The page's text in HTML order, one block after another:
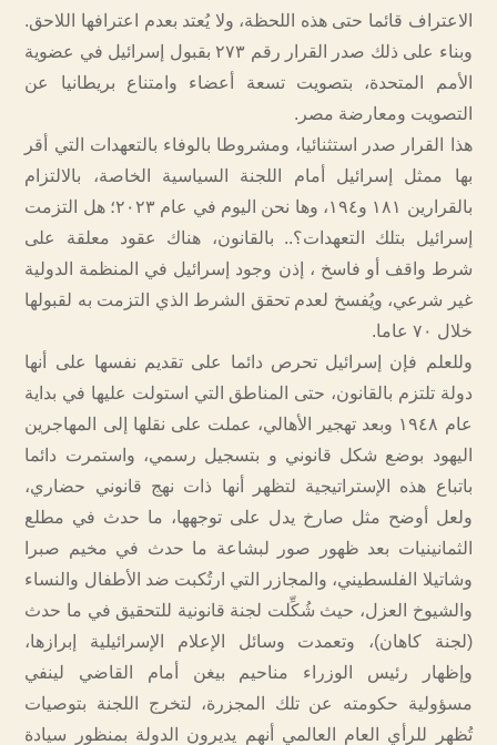
الاعتراف قائما حتى هذه اللحظة، ولا يُعتد بعدم اعترافها اللاحق.
وبناء على ذلك صدر القرار رقم ٢٧٣ بقبول إسرائيل في عضوية
الأمم المتحدة، بتصويت تسعة أعضاء وامتناع بريطانيا عن
التصويت ومعارضة مصر.
هذا القرار صدر استثنائيا، ومشروطا بالوفاء بالتعهدات التي أقر
بها ممثل إسرائيل أمام اللجنة السياسية الخاصة، بالالتزام
بالقرارين ١٨١ و١٩٤، وها نحن اليوم في عام ٢٠٢٣؛ هل التزمت
إسرائيل بتلك التعهدات؟.. بالقانون، هناك عقود معلقة على
شرط واقف أو فاسخ ، إذن وجود إسرائيل في المنظمة الدولية
غير شرعي، ويُفسخ لعدم تحقق الشرط الذي التزمت به لقبولها
خلال ٧٠ عاما.
وللعلم فإن إسرائيل تحرص دائما على تقديم نفسها على أنها
دولة تلتزم بالقانون، حتى المناطق التي استولت عليها في بداية
عام ١٩٤٨ وبعد تهجير الأهالي، عملت على نقلها إلى المهاجرين
اليهود بوضع شكل قانوني و بتسجيل رسمي، واستمرت دائما
باتباع هذه الإستراتيجية لتظهر أنها ذات نهج قانوني حضاري،
ولعل أوضح مثل صارخ يدل على توجهها، ما حدث في مطلع
الثمانينيات بعد ظهور صور لبشاعة ما حدث في مخيم صبرا
وشاتيلا الفلسطيني، والمجازر التي ارتُكبت ضد الأطفال والنساء
والشيوخ العزل، حيث شُكِّلت لجنة قانونية للتحقيق في ما حدث
(لجنة كاهان)، وتعمدت وسائل الإعلام الإسرائيلية إبرازها،
وإظهار رئيس الوزراء مناحيم بيغن أمام القاضي لينفي
مسؤولية حكومته عن تلك المجزرة، لتخرج اللجنة بتوصيات
تُظهِر للرأي العام العالمي أنهم يديرون الدولة بمنظور سيادة